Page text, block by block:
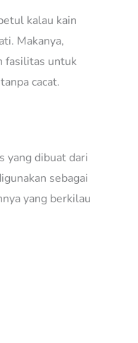
kalau kain
Makanya,
fasilitas untuk
cacat.
yang dibuat dari
sebagai
yang berkilau